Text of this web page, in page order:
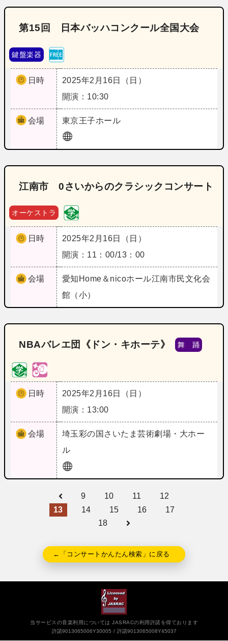
第15回 日本バッハコンクール全国大会
鍵盤楽器
日時
2025年2月16日（日）
開演：10:30
会場 東京王子ホール
江南市 0さいからのクラシックコンサート
オーケストラ
日時
2025年2月16日（日）
開演：11：00/13：00
会場 愛知 Home＆nicoホール江南市民文化会
館（小）
NBAバレエ団《ドン・キホーテ》 舞 踊
日時
2025年2月16日（日）
開演：13:00
会場 埼玉彩の国さいたま芸術劇場・大ホー
ル
9 10 11
12
13
14 15 16
17
18
←「コンサートかんたん検索」に戻る
当サービスの音楽利用については JASRACの利用許諾を得ております
許諾9013065006Y30005
許諾9013065008Y45037